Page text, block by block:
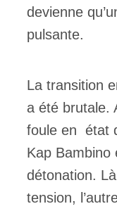
devienne
pulsante.
La transition
a été brutale.
foule en état
Kap Bambino
détonation.
tension,